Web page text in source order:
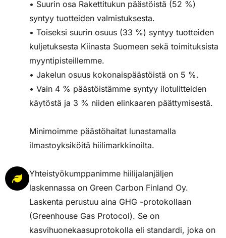
• Suurin osa Rakettitukun päästöistä (52 %)
syntyy tuotteiden valmistuksesta.
• Toiseksi suurin osuus (33 %) syntyy tuotteiden
kuljetuksesta Kiinasta Suomeen sekä toimituksista
myyntipisteillemme.
• Jakelun osuus kokonaispäästöistä on 5 %.
• Vain 4 % päästöistämme syntyy ilotulitteiden
käytöstä ja 3 % niiden elinkaaren päättymisestä.
Minimoimme päästöhaitat lunastamalla
ilmastoyksiköitä hiilimarkkinoilta.
Yhteistyökumppanimme hiilijalanjäljen
laskennassa on Green Carbon Finland Oy.
Laskenta perustuu aina GHG -protokollaan
(Greenhouse Gas Protocol). Se on
kasvihuonekaasuprotokolla eli standardi, joka on